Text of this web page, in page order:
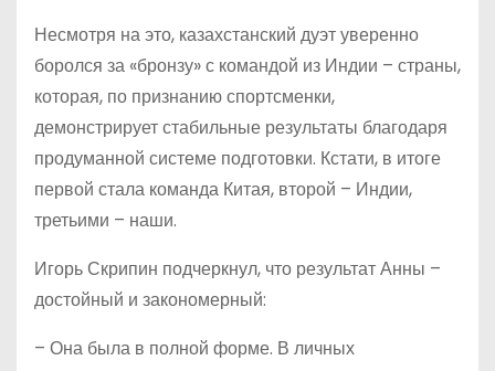
Несмотря на это, казахстанский дуэт уверенно
боролся за «бронзу» с командой из Индии – страны,
которая, по признанию спортсменки,
демонстрирует стабильные результаты благодаря
продуманной системе подготовки. Кстати, в итоге
первой стала команда Китая, второй – Индии,
третьими – наши.
Игорь Скрипин подчеркнул, что результат Анны –
достойный и закономерный:
– Она была в полной форме. В личных